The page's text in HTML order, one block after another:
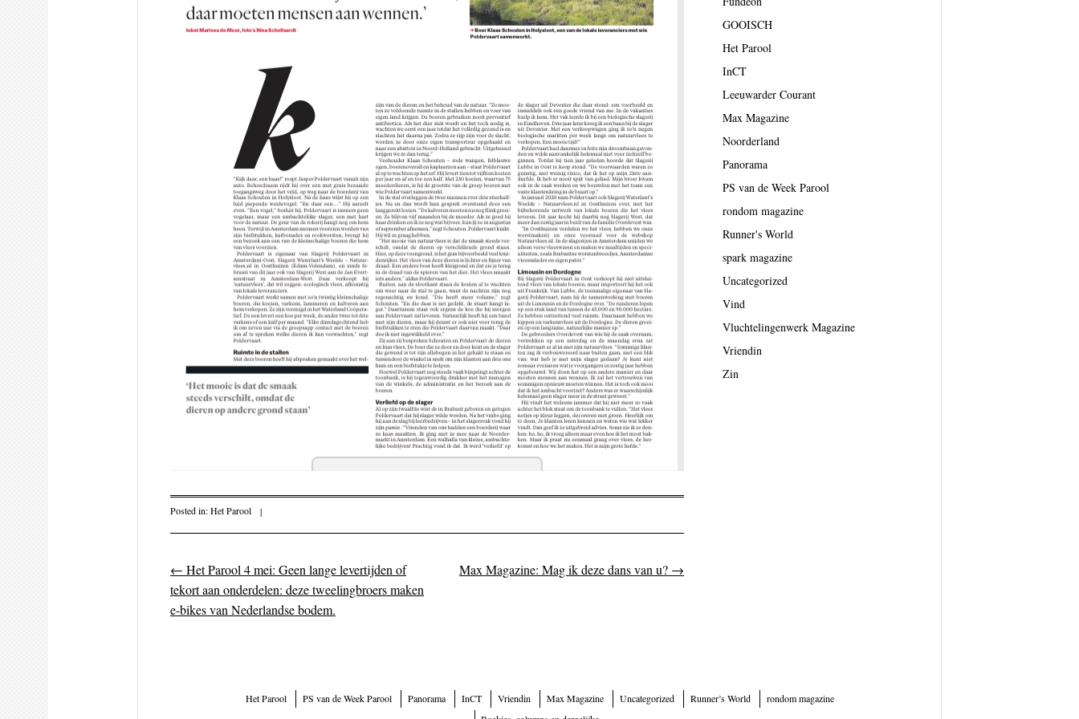
Posted in:Het Parool |
Post navigation
← Het Parool 4 mei: Geen lange levertijden of
tekort aan onderdelen: deze tweelingbroers maken
e-bikes van Nederlandse bodem.
Max Magazine: Mag ik deze dans van u? →
GOOISCH
Het Parool
InCT
Leeuwarder Courant
Max Magazine
Noorderland
Panorama
PS van de Week Parool
rondom magazine
Runner's World
spark magazine
Uncategorized
Vind
Vluchtelingenwerk Magazine
Vriendin
Zin
Het Parool PS van de Week Parool Panorama InCT Vriendin Max Magazine Uncategorized Runner’s World
rondom magazine